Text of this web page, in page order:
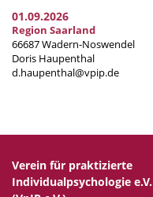
01.09.2026
Region Saarland
66687 Wadern-Noswendel
Doris Haupenthal
d.haupenthal@vpip.de
Verein für praktizierte
Individualpsychologie e.V.